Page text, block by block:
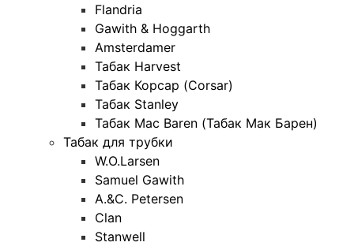
Flandria
Gawith & Hoggarth
Amsterdamer
Табак Harvest
Табак Корсар (Corsar)
Табак Stanley
Табак Mac Baren (Табак Мак Барен)
Табак для трубки
W.O.Larsen
Samuel Gawith
A.&C. Petersen
Clan
Stanwell